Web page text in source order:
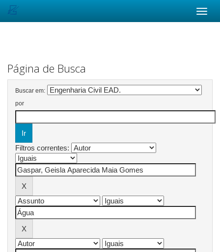
Página de Busca
Buscar em:
por
Filtros correntes: